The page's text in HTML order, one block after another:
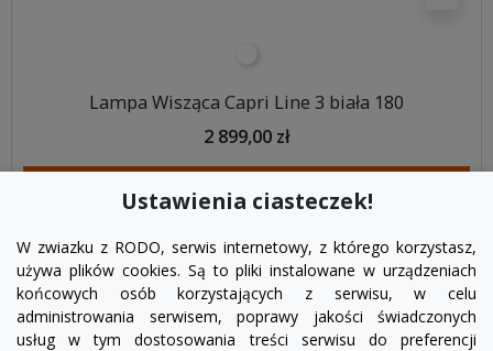
Lampa Wisząca Capri Line 3 biała 180
2 899,00 zł
Ustawienia ciasteczek!
W zwiazku z RODO, serwis internetowy, z którego korzystasz,
używa plików cookies. Są to pliki instalowane w urządzeniach
końcowych osób korzystających z serwisu, w celu
administrowania serwisem, poprawy jakości świadczonych
usług w tym dostosowania treści serwisu do preferencji